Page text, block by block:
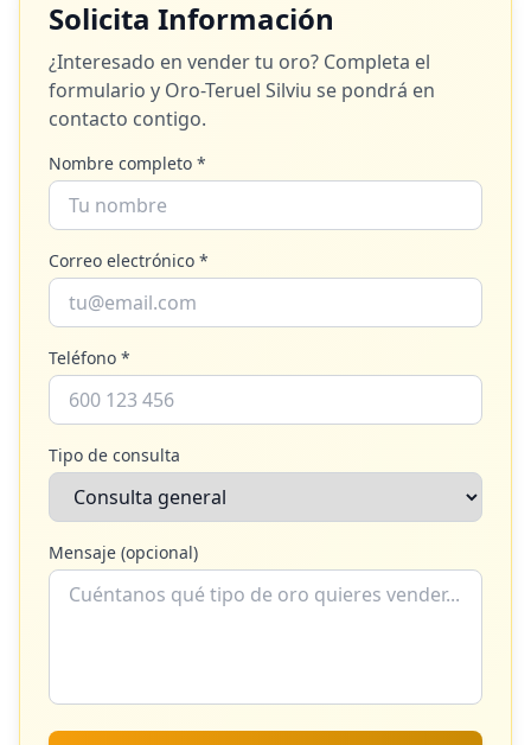
Solicita Información
¿Interesado en vender tu oro? Completa el
formulario y Oro-Teruel Silviu se pondrá en
contacto contigo.
Nombre completo *
Correo electrónico *
Teléfono *
Tipo de consulta
Mensaje (opcional)